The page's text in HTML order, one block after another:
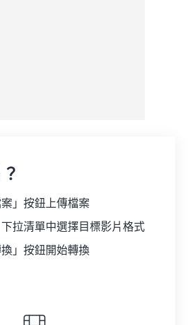
」按鈕上傳檔案
拉清單中選擇目標影片格式
」按鈕開始轉換